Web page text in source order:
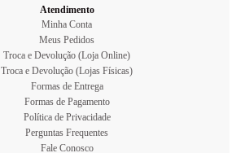
Atendimento
Minha Conta
Meus Pedidos
Troca e Devolução (Loja Online)
Troca e Devolução (Lojas Físicas)
Formas de Entrega
Formas de Pagamento
Política de Privacidade
Perguntas Frequentes
Fale Conosco